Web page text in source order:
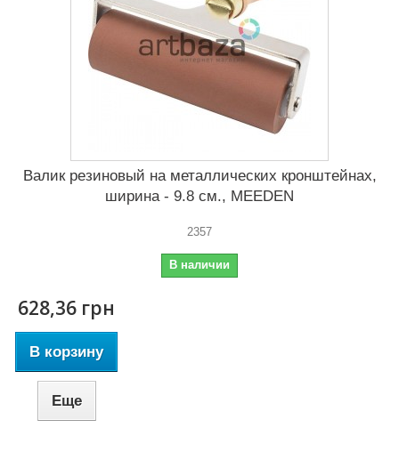
Валик резиновый на металлических кронштейнах,
ширина - 9.8 см., MEEDEN
2357
В наличии
628,36 грн
В корзину
Еще